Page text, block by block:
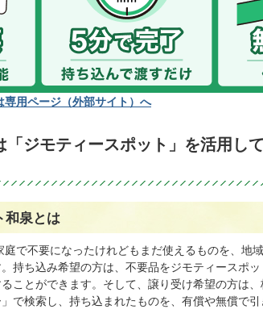
専用ページ（外部サイト）へ
「ジモティースポット」を活用し
和泉とは
で不要になったけれどもまだ使えるものを、地
持ち込み希望の方は、不要品をジモティースポ
ことができます。そして、譲り受け希望の方は
で検索し、持ち込まれたものを、有償や無償で